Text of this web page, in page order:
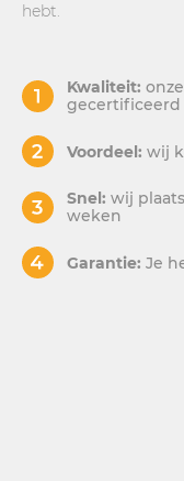
hebt.
Kwaliteit:
gecertificeerd
Voordeel: wij
Snel: wij
weken
Garantie: Je